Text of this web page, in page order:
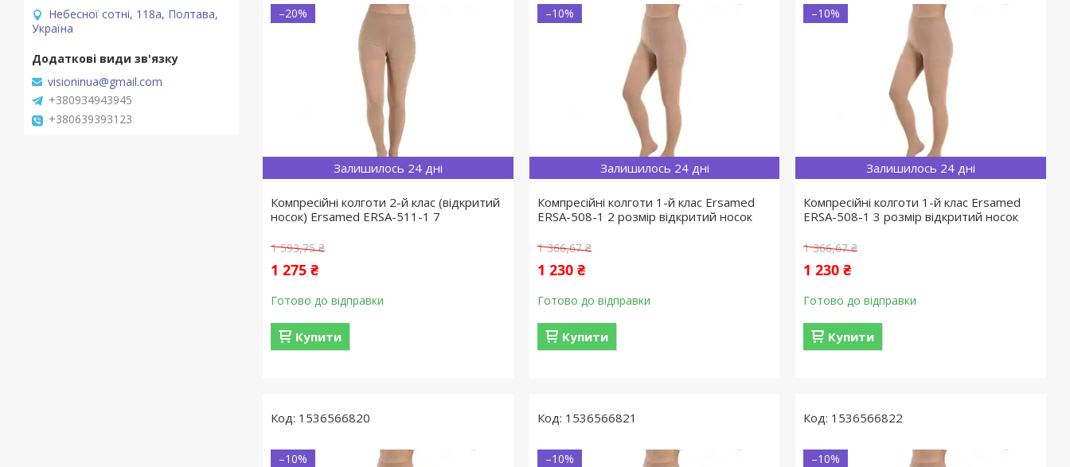
Залишилось 24 дні
–20%
Компресійні колготи 2-й клас (відкритий
носок) Ersamed ERSA-511-1 7
1 593,75 ₴
1 275 ₴
Готово до відправки
Купити
Залишилось 24 дні
–10%
Компресійні колготи 1-й клас Ersamed
ERSA-508-1 2 розмір відкритий носок
1 366,67 ₴
1 230 ₴
Готово до відправки
Купити
Залишилось 24 дні
–10%
Компресійні колготи 1-й клас Ersamed
ERSA-508-1 3 розмір відкритий носок
1 366,67 ₴
1 230 ₴
Готово до відправки
Купити
1536566820
–10%
1536566821
–10%
1536566822
–10%
Небесної сотні, 118а, Полтава,
Україна
visioninua@gmail.com
+380934943945
+380639393123